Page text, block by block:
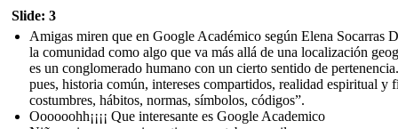
Slide: 3
Amigas miren que en Google Académico según Elena Socarras
la comunidad como algo que va más allá de una localización
es un conglomerado humano con un cierto sentido de
pues, historia común, intereses compartidos, realidad espiritual y
costumbres, hábitos, normas, símbolos, códigos”.
Oooooohh¡¡¡¡ Que interesante es Google Academico